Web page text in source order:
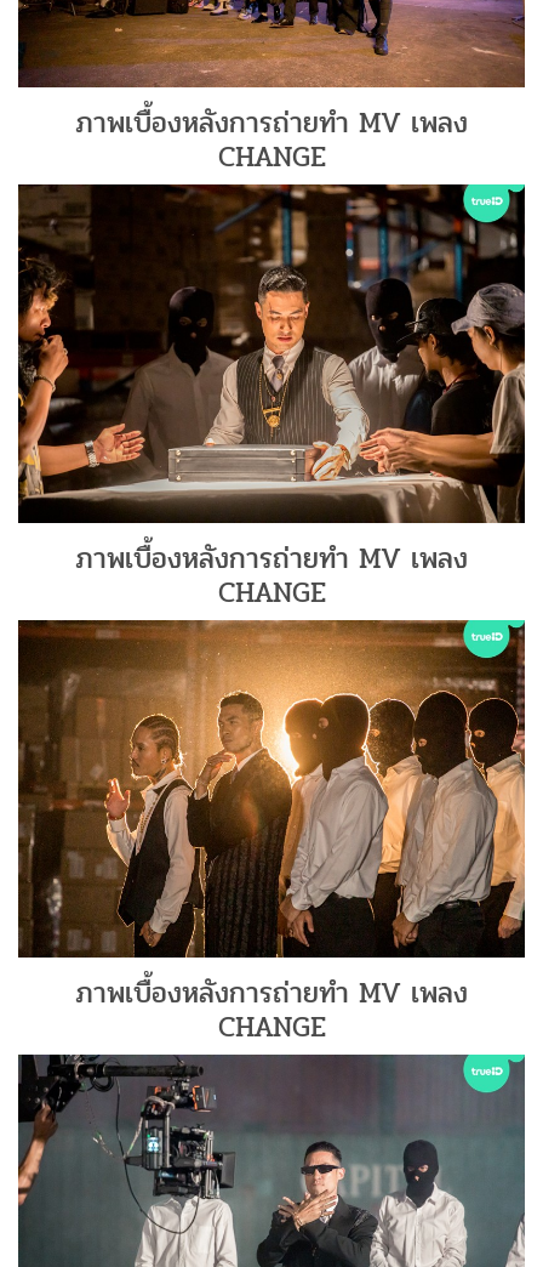
ภาพเบื้องหลังการถ่ายทำ MV เพลง
CHANGE
ภาพเบื้องหลังการถ่ายทำ MV เพลง
CHANGE
ภาพเบื้องหลังการถ่ายทำ MV เพลง
CHANGE